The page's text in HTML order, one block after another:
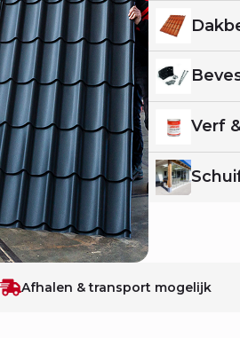
Verf
Afhalen & transport mogelijk